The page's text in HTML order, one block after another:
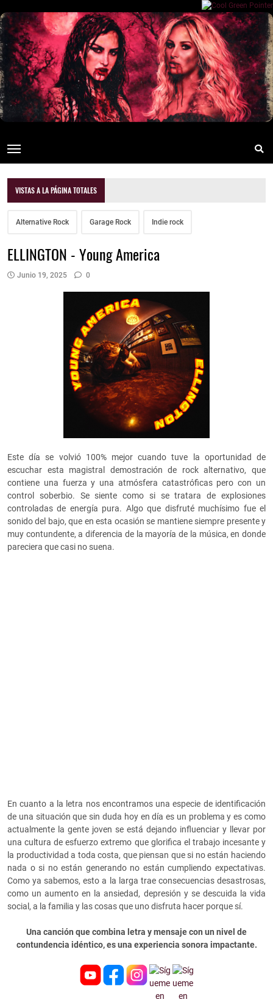
VISTAS A LA PÁGINA TOTALES
Alternative Rock Garage Rock Indie rock
ELLINGTON - Young America
Junio 19, 2025 0
Este día se volvió 100% mejor cuando tuve la oportunidad de
escuchar esta magistral demostración de rock alternativo, que
contiene una fuerza y una atmósfera catastróficas pero con un
control soberbio. Se siente como si se tratara de explosiones
controladas de energía pura. Algo que disfruté muchísimo fue el
sonido del bajo, que en esta ocasión se mantiene siempre presente y
muy contundente, a diferencia de la mayoría de la música, en donde
pareciera que casi no suena.
En cuanto a la letra nos encontramos una especie de identificación
de una situación que sin duda hoy en día es un problema y es como
actualmente la gente joven se está dejando influenciar y llevar por
una cultura de esfuerzo extremo que glorifica el trabajo incesante y
la productividad a toda costa, que piensan que si no están haciendo
nada o si no están generando no están cumpliendo expectativas.
Como ya sabemos, esto a la larga trae consecuencias desastrosas,
como un aumento en la ansiedad, depresión y se descuida la vida
social, a la familia y las cosas que uno disfruta hacer porque sí.
Una canción que combina letra y mensaje con un nivel de
contundencia idéntico, es una experiencia sonora impactante.